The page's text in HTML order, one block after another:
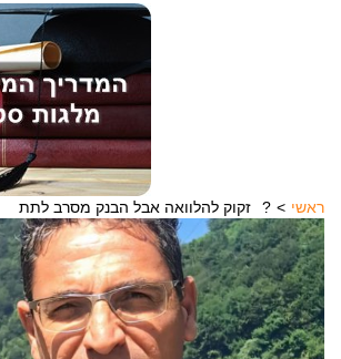
ראשי זקוק להלוואה אבל הבנק מסרב לתת?